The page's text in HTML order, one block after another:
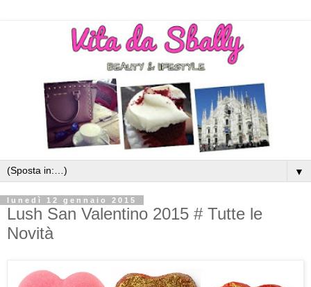
▼
lunedì 12 gennaio 2015
Lush San Valentino 2015 # Tutte le
Novità